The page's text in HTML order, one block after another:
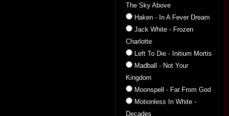
The Sky Above
Haken - In A Fever Dream
Jack White - Frozen
Charlotte
Left To Die - Initium Mortis
Madball - Not Your
Kingdom
Moonspell - Far From God
Motionless In White -
Decades